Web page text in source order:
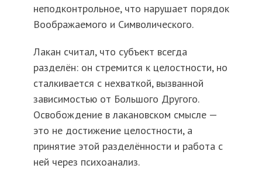
неподконтрольное, что нарушает порядок
Воображаемого и Символического.
Лакан считал, что субъект всегда
разделён: он стремится к целостности, но
сталкивается с нехваткой, вызванной
зависимостью от Большого Другого.
Освобождение в лакановском смысле —
это не достижение целостности, а
принятие этой разделённости и работа с
ней через психоанализ.